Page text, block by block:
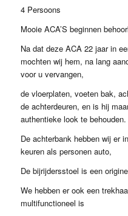
4 Persoons
Mooie ACA’S beginnen
Na dat deze ACA 22 jaar in
mochten wij hem, na lang
voor u vervangen,
de vloerplaten, voeten bak,
de achterdeuren, en is hij
authentieke look te behouden.
De achterbank hebben wij er
keuren als personen auto,
De bijrijdersstoel is een
We hebben er ook een
multifunctioneel is